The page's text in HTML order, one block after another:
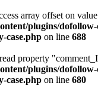
array offset on
plugins/dofollow-
case.php on line 688
property
plugins/dofollow-
case.php on line 680